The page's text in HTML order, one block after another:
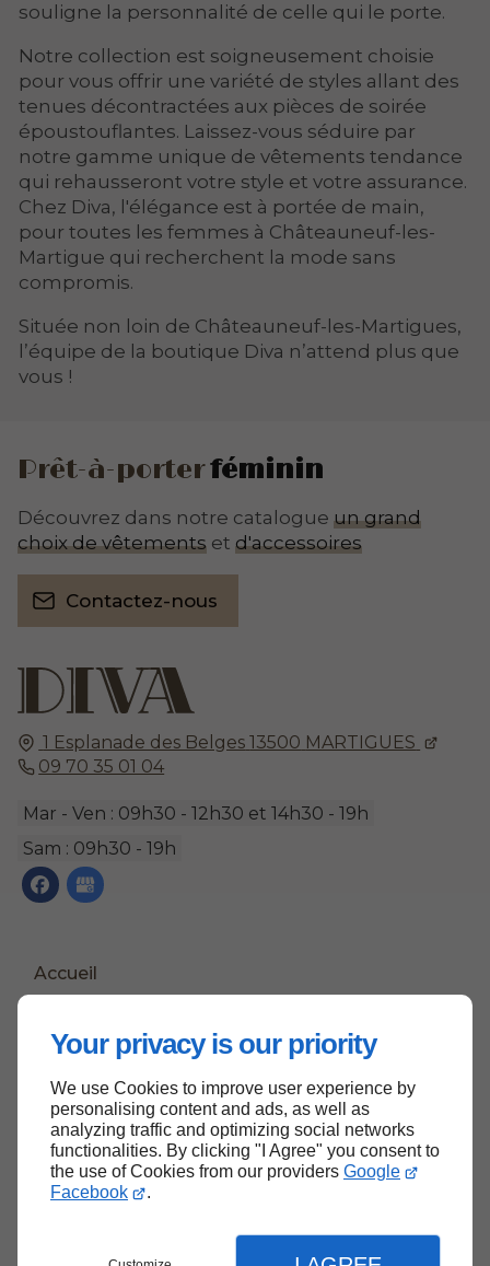
Your privacy is our priority
We use Cookies to improve user experience by
personalising content and ads, as well as
analyzing traffic and optimizing social networks
functionalities. By clicking "I Agree" you consent to
the use of Cookies from our providers Google
Facebook
.
souligne la personnalité de celle qui le porte.
Notre collection est soigneusement choisie
pour vous offrir une variété de styles allant des
tenues décontractées aux pièces de soirée
époustouflantes. Laissez-vous séduire par
notre gamme unique de vêtements tendance
qui rehausseront votre style et votre assurance.
Chez Diva, l'élégance est à portée de main,
pour toutes les femmes à Châteauneuf-les-
Martigue qui recherchent la mode sans
compromis.
Située non loin de Châteauneuf-les-Martigues,
l’équipe de la boutique Diva n’attend plus que
vous !
1 Esplanade des Belges 13500 MARTIGUES
09 70 35 01 04
Mar - Ven : 09h30 - 12h30 et 14h30 - 19h
Sam : 09h30 - 19h
Accueil
Mentions légales
Plan du site
Prêt-à-porterféminin
Découvrez dans notre catalogue un grand
choix de vêtements et d'accessoires
Contactez-nous
Haut de page